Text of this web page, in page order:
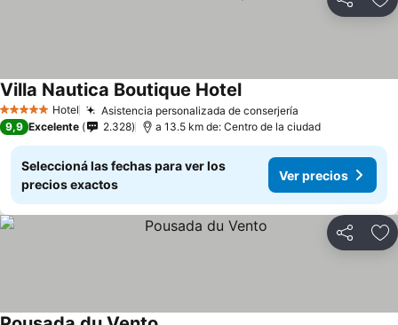
Compartir
5 Estrellas Hotel Asistencia personalizada de conserjería
Villa Nautica Boutique Hotel
9,9 Excelente 2.328 a 13.5 km de: Centro de la ciudad
Seleccioná las fechas para ver los
precios exactos
Ver precios
Compartir